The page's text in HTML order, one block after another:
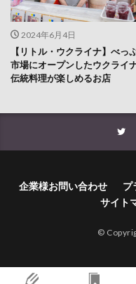
2024年6月4日
【リトル・ウクライナ】べっ
市場にオープンしたウクライ
伝統料理が楽しめるお店
企業様お問い合わせ プ
サイト
©